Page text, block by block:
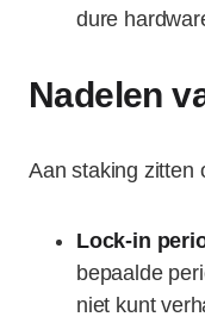
dure
Nadelen
Aan staking zitten
Lock-in
bepaalde
niet kunt